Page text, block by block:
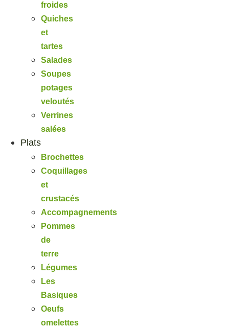
froides
Quiches
et
tartes
Salades
Soupes
potages
veloutés
Verrines
salées
Plats
Brochettes
Coquillages
et
crustacés
Accompagnements
Pommes
de
terre
Légumes
Les
Basiques
Oeufs
omelettes